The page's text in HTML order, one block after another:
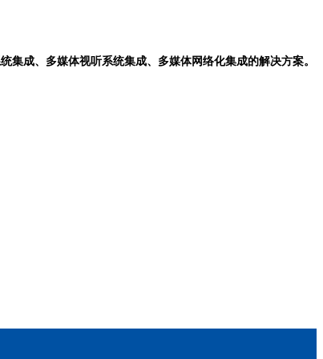
集成、多媒体视听系统集成、多媒体网络化集成的解决方案。